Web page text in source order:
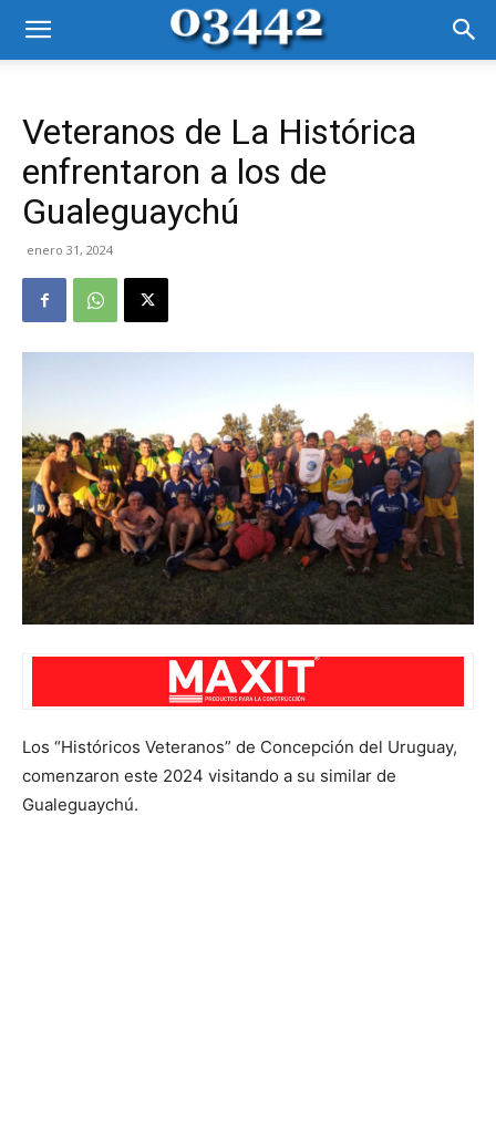
Veteranos de La Histórica
enfrentaron a los de
Gualeguaychú
enero 31, 2024
Los “Históricos Veteranos” de Concepción del Uruguay,
comenzaron este 2024 visitando a su similar de
Gualeguaychú.